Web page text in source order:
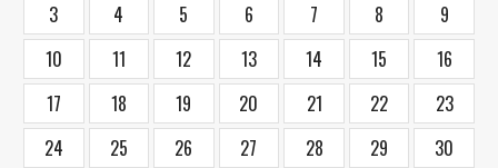
3
4 5 6 7 8
9
10
11 12 13 14 15
16
17
18 19 20 21 22
23
24
25 26 27 28 29 30